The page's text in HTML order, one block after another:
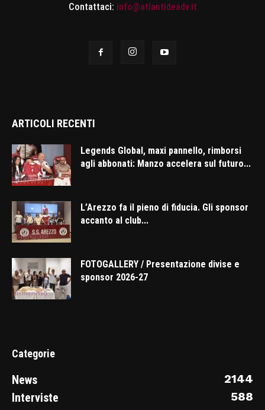
Contattaci: info@atlantideadv.it
ARTICOLI RECENTI
Legends Global, maxi pannello, rimborsi
agli abbonati: Manzo accelera sul futuro...
L’Arezzo fa il pieno di fiducia. Gli sponsor
accanto al club...
FOTOGALLERY / Presentazione divise e
sponsor 2026-27
Categorie
News
2144
Interviste
588